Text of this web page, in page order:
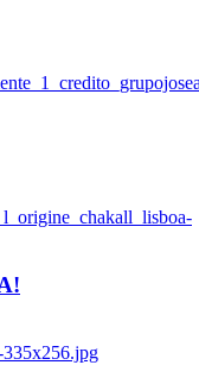
335x256.jpg